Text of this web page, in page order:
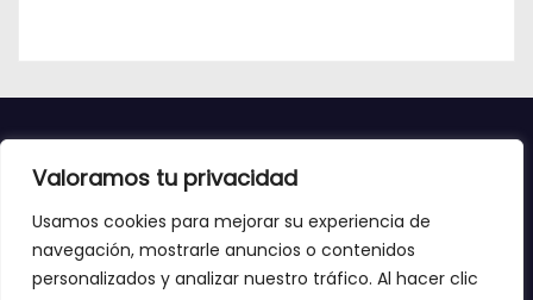
Valoramos tu privacidad
Usamos cookies para mejorar su experiencia de
navegación, mostrarle anuncios o contenidos
personalizados y analizar nuestro tráfico. Al hacer clic